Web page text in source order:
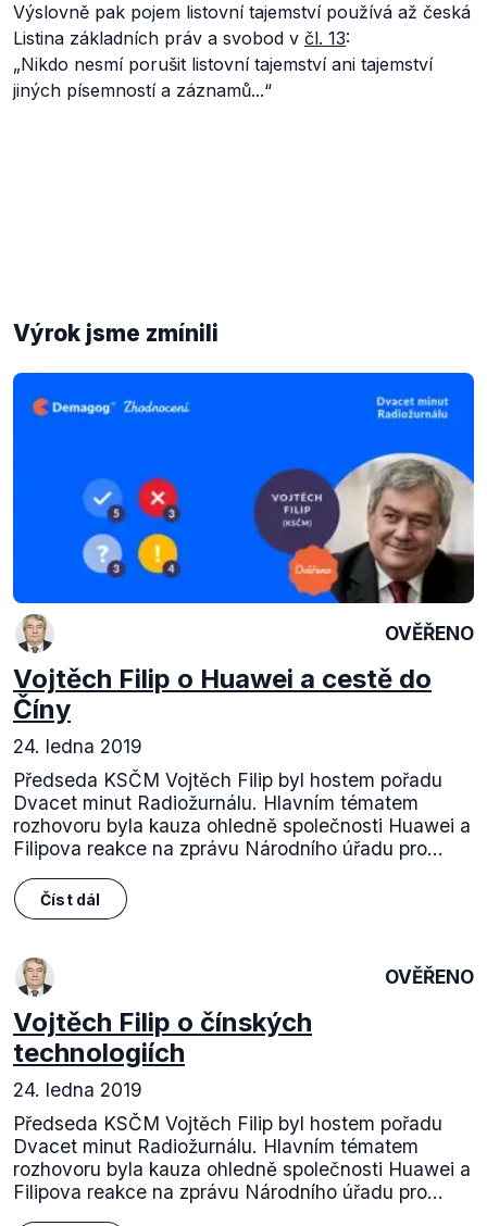
Výslovně pak pojem listovní tajemství používá až česká
Listina základních práv a svobod v čl. 13:
„Nikdo nesmí porušit listovní tajemství ani tajemství
jiných písemností a záznamů...“
Výrok jsme zmínili
OVĚŘENO
Vojtěch Filip o Huawei a cestě do
Číny
24. ledna 2019
Předseda KSČM Vojtěch Filip byl hostem pořadu
Dvacet minut Radiožurnálu. Hlavním tématem
rozhovoru byla kauza ohledně společnosti Huawei a
Filipova reakce na zprávu Národního úřadu pro...
Číst dál
OVĚŘENO
Vojtěch Filip o čínských
technologiích
24. ledna 2019
Předseda KSČM Vojtěch Filip byl hostem pořadu
Dvacet minut Radiožurnálu. Hlavním tématem
rozhovoru byla kauza ohledně společnosti Huawei a
Filipova reakce na zprávu Národního úřadu pro...